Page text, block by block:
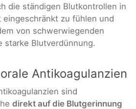
die ständigen Blutkontrollen in
eingeschränkt zu fühlen und
von schwerwiegenden
starke Blutverdünnung.
Antikoagulanzien
sind
direkt auf die Blutgerinnung